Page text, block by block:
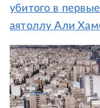
убитого в
аятоллу Али